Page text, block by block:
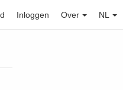
Inloggen Over NL